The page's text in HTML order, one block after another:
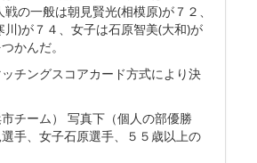
の一般は朝見賢光(相模原)が７２、
川)が７４、女子は石原智美(大和)が
かんだ。
ッチングスコアカード方式により決
チーム） 写真下（個人の部優勝
手、女子石原選手、５５歳以上の